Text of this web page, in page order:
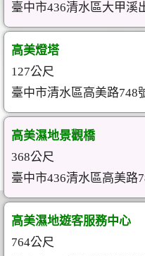
臺中市436清水區大甲溪
高美燈塔
127公尺
臺中市清水區高美路748
高美濕地景觀橋
368公尺
臺中市436清水區高美路
高美濕地遊客服務中心
764公尺